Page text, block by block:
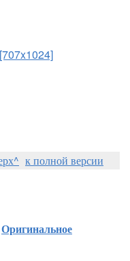
[707x1024]
к полной версии
Оригинальное